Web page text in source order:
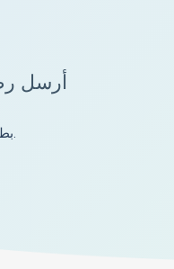
أرسل
بطاقات هدايا لتكون دائماً على صواب.